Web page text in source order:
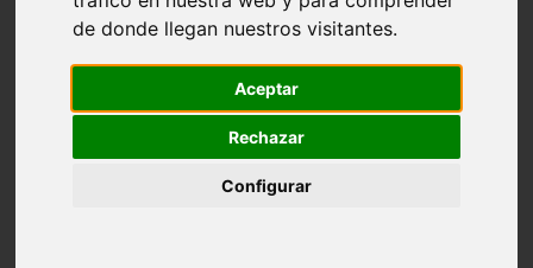
de donde llegan nuestros visitantes.
Aceptar
Rechazar
Configurar
Girona - tossa-de-mar
Barcelona - sant-cugat-del-vallès
Alicante - l39alfàs-del-pi
Barcelona - vilanova-i-la-geltrú
Illes-balears - alcúdia
Illes-balears - sant-antoni-de-portmany